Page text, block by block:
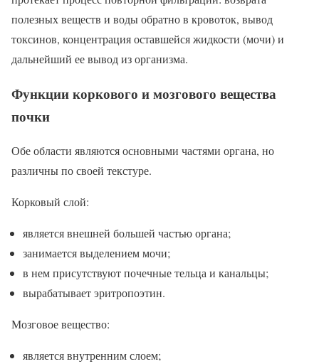
полезных веществ и воды обратно в кровоток, вывод
токсинов, концентрация оставшейся жидкости (мочи) и
дальнейший ее вывод из организма.
Функции коркового и мозгового вещества
почки
Обе области являются основными частями органа, но
различны по своей текстуре.
Корковый слой:
является внешней большей частью органа;
занимается выделением мочи;
в нем присутствуют почечные тельца и канальцы;
вырабатывает эритропоэтин.
Мозговое вещество:
является внутренним слоем;